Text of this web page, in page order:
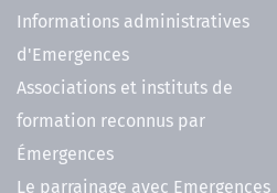
Informations administratives
d'Emergences
Associations et instituts de
formation reconnus par
Émergences
Le parrainage avec Emergences